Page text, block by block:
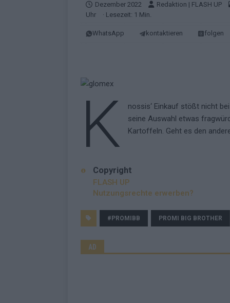
[ Mai 2026 ] „Douze Points“ – wie
[ Juni 2026 ] Monaco, Sallys Café,
Dezember 2022 Redaktion | FLASH UP
Uhr
· Lesezeit: 1 Min.
WhatsApp kontaktieren folgen
K
nossis‘ Einkauf stößt nicht
seine Auswahl etwas
Kartoffeln. Geht es den
Copyright
FLASH UP
Nutzungsrechte erwerben?
#PROMIBB PROMI BIG BROTHER
AD